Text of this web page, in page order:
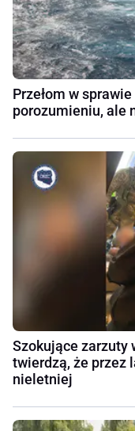
Przełom w
porozumieniu, ale
Szokujące zarzuty
twierdzą, że przez
nieletniej